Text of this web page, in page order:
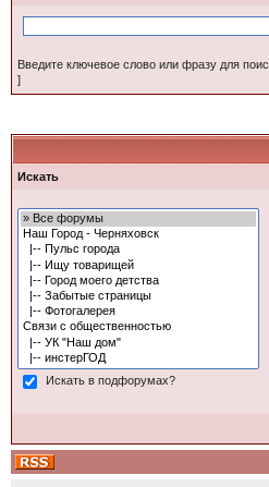
Введите ключевое слово или фразу для
]
Искать
Искать в подфорумах?